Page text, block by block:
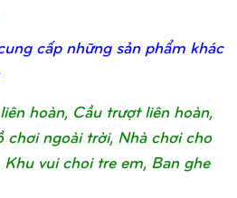
cấp những sản phẩm khác
hoàn, Cầu trượt liên hoàn,
ngoài trời, Nhà chơi cho
vui choi tre em, Ban ghe